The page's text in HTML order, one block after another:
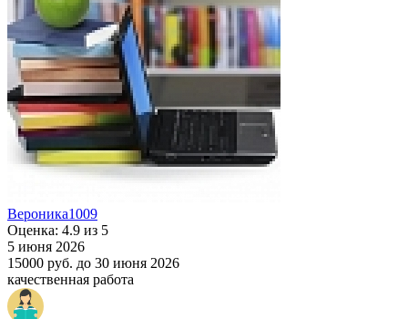
Вероника1009
Оценка: 4.9 из 5
5 июня 2026
15000 руб. до 30 июня 2026
качественная работа